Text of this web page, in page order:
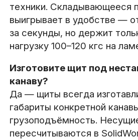
техники. Складывающееся
выигрывает в удобстве —
за секунды, но держит
нагрузку 100–120 кгс на
Изготовите щит под
канаву?
Да — щиты всегда
габариты конкретной
грузоподъёмность.
пересчитываются в